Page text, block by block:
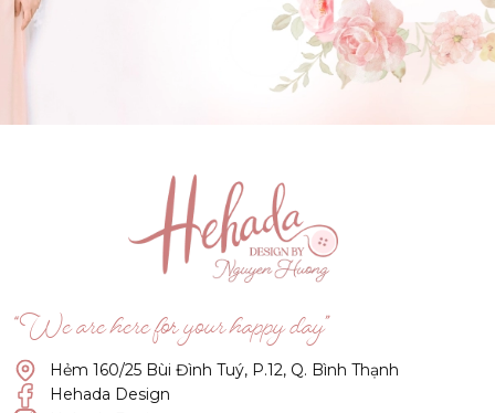
GẬT ĐẦU NHÉ NÀNG !
(Click vào đây để He và Nàng có 1 cuộc hẹn nà)
“We are here for your happy day”
Hẻm 160/25 Bùi Đình Tuý, P.12, Q. Bình Thạnh
Hehada Design